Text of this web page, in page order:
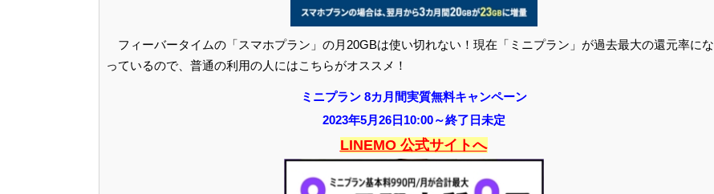
フィーバータイムの「スマホプラン」の月20GBは使い切れない！現在「ミニプラン」が過去最大の還元率にな
っているので、普通の利用の人にはこちらがオススメ！
ミニプラン 8カ月間実質無料キャンペーン
2023年5月26日10:00～終了日未定
LINEMO 公式サイトへ